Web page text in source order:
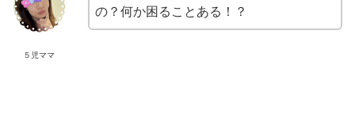
５児ママ
の？何か困ることある！？